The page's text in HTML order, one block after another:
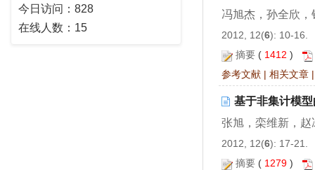
冯旭杰，孙全欣
2012, 12(6): 10-16.
摘要 ( 1412)
参考文献 |相关文章
基于非集计模
张旭，栾维新，赵
2012, 12(6): 17-21.
摘要 ( 1279)
今日访问： 828
在线人数： 15